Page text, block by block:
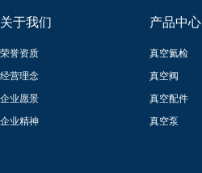
关于我们
荣誉资质
经营理念
企业愿景
企业精神
产品中心
真空氦检
真空阀
真空配件
真空泵